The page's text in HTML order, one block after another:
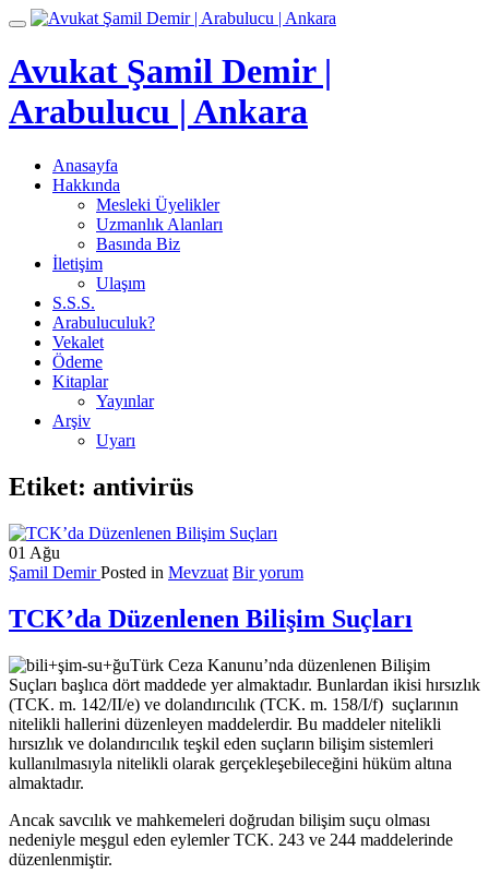
İçeriğe
Toggle
Avukat Şamil Demir |
Arabulucu | Ankara
Anasayfa
Hakkında
Mesleki Üyelikler
Uzmanlık Alanları
Basında Biz
İletişim
Ulaşım
S.S.S.
Arabuluculuk?
Vekalet
Ödeme
Kitaplar
Yayınlar
Arşiv
Uyarı
Etiket: antivirüs
01 Ağu
Şamil DemirPosted in Mevzuat Bir yorum
TCK’da Düzenlenen Bilişim Suçları
Türk Ceza Kanunu’nda düzenlenen Bilişim
Suçları başlıca dört maddede yer almaktadır. Bunlardan ikisi hırsızlık
(TCK. m. 142/II/e) ve dolandırıcılık (TCK. m. 158/I/f) suçlarının
nitelikli hallerini düzenleyen maddelerdir. Bu maddeler nitelikli
hırsızlık ve dolandırıcılık teşkil eden suçların bilişim sistemleri
kullanılmasıyla nitelikli olarak gerçekleşebileceğini hüküm altına
almaktadır.
Ancak savcılık ve mahkemeleri doğrudan bilişim suçu olması
nedeniyle meşgul eden eylemler TCK. 243 ve 244 maddelerinde
düzenlenmiştir.